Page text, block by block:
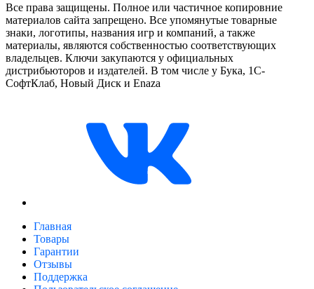
Все права защищены. Полное или частичное копировние
материалов сайта запрещено. Все упомянутые товарные
знаки, логотипы, названия игр и компаний, а также
материалы, являются собственностью соответствующих
владельцев. Ключи закупаются у официальных
дистрибьюторов и издателей. В том числе у Бука, 1С-
СофтКлаб, Новый Диск и Enaza
Главная
Товары
Гарантии
Отзывы
Поддержка